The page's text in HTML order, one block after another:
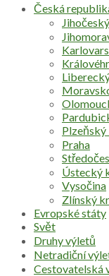
Česká
Praha
Ústecký
Vysočina
Zlínský
Evropské státy
Svět
Druhy výletů
Netradiční
Cestovatelská